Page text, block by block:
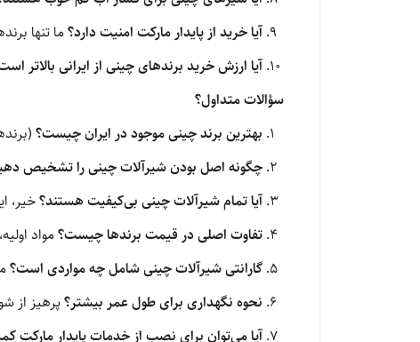
آیا خرید از پایدار مارکت امنیت دارد؟ما تنها
آیا ارزش خرید برندهای چینی از ایرانی بالاتر
سؤالات متداول؟
بهترین برند چینی موجود در ایران چیست؟
چگونه اصل بودن شیرآلات چینی را تشخیص
آیا تمام شیرآلات چینی بی‌کیفیت هستند؟خیر،
تفاوت اصلی در قیمت برندها چیست؟مواد
گارانتی شیرآلات چینی شامل چه مواردی است؟
نحوه نگهداری برای طول عمر بیشتر؟پرهیز از
آیا می‌توان برای نصب از خدمات پایدار مارکت